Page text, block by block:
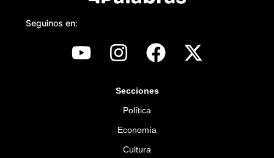
Seguinos en:
Secciones
Política
Economía
Cultura